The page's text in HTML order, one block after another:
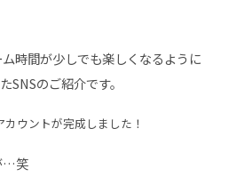
時間が少しでも楽しくなるように
SNSのご紹介です。
ウントが完成しました！
…笑